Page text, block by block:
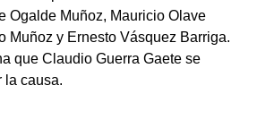
Ogalde Muñoz, Mauricio Olave
Muñoz y Ernesto Vásquez Barriga.
que Claudio Guerra Gaete se
la causa.